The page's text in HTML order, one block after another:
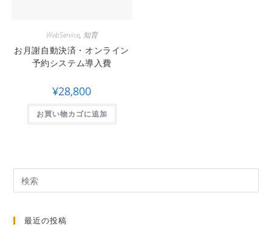
WebService, 知育
お月謝自動決済・オンライン
予約システム導入費
¥28,800
お買い物カゴに追加
最近の投稿